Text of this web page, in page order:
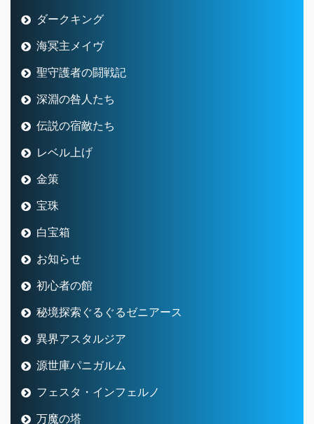
ダークキング
海冥主メイヴ
聖守護者の闘戦記
深淵の咎人たち
伝説の宿敵たち
レベル上げ
金策
宝珠
白宝箱
お知らせ
初心者の館
秘境探索ぐるぐるゼニアース
異界アスタルジア
源世庫パニガルム
フェスタ・インフェルノ
万魔の塔